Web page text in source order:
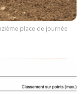
place de journée